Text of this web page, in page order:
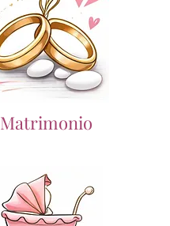
Matrimonio